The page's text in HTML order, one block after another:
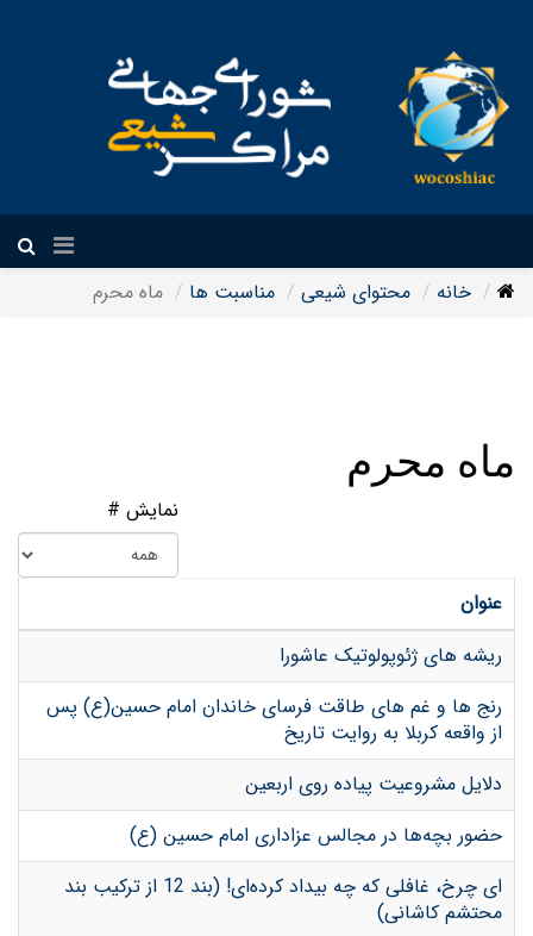
خانه محتوای شیعی مناسبت ها ماه محرم
ماه محرم
نمایش #
عنوان
ریشه های ژئوپولوتیک عاشورا
رنج ها و غم های طاقت فرسای خاندان امام حسین(ع) پس
از واقعه کربلا به روایت تاریخ
دلایل مشروعیت پیاده روی اربعین
حضور بچه‌‌‌ها در مجالس عزاداری امام حسین (ع)
ای چرخ، غافلی که چه بیداد کرده‌ای! (بند 12 از ترکیب بند
محتشم کاشانی)